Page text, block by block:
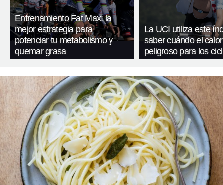
Entrenamiento Fat Max: la
mejor estrategia para
potenciar tu metabolismo y
quemar grasa
La UCI utiliza este
saber cuándo el
peligroso para los